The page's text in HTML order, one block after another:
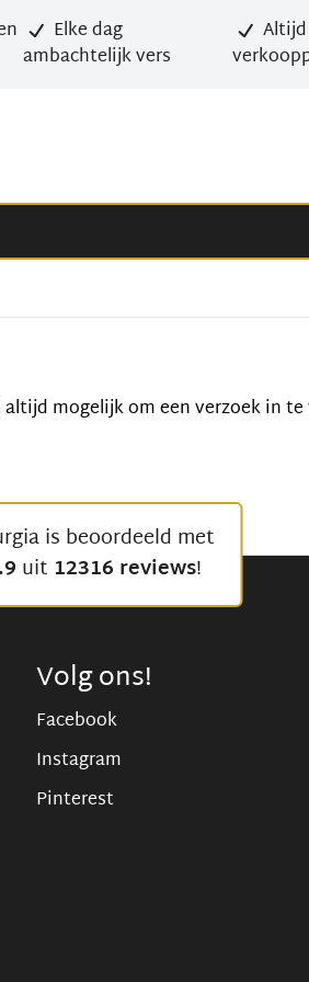
Elke dag
ambachtelijk vers
mogelijk om een verzoek in
is beoordeeld met
uit 12316 reviews!
Volg ons!
Facebook
Instagram
Pinterest